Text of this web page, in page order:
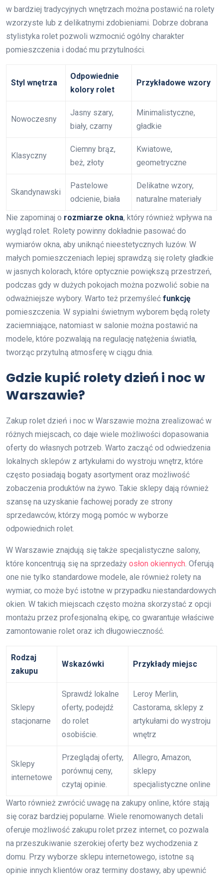
w bardziej tradycyjnych wnętrzach można postawić na rolety
wzorzyste lub z delikatnymi zdobieniami. Dobrze dobrana
stylistyka rolet pozwoli wzmocnić ogólny charakter
pomieszczenia i dodać mu przytulności.
Styl wnętrza
Odpowiednie
kolory rolet
Przykładowe wzory
Nowoczesny
Jasny szary,
biały, czarny
Minimalistyczne,
gładkie
Klasyczny
Ciemny brąz,
beż, złoty
Kwiatowe,
geometryczne
Skandynawski
Pastelowe
odcienie, biała
Delikatne wzory,
naturalne materiały
Nie zapominaj o rozmiarze okna, który również wpływa na
wygląd rolet. Rolety powinny dokładnie pasować do
wymiarów okna, aby uniknąć nieestetycznych luzów. W
małych pomieszczeniach lepiej sprawdzą się rolety gładkie
w jasnych kolorach, które optycznie powiększą przestrzeń,
podczas gdy w dużych pokojach można pozwolić sobie na
odważniejsze wybory. Warto też przemyśleć funkcję
pomieszczenia. W sypialni świetnym wyborem będą rolety
zaciemniające, natomiast w salonie można postawić na
modele, które pozwalają na regulację natężenia światła,
tworząc przytulną atmosferę w ciągu dnia.
Gdzie kupić rolety dzień i noc w
Warszawie?
Zakup rolet dzień i noc w Warszawie można zrealizować w
różnych miejscach, co daje wiele możliwości dopasowania
oferty do własnych potrzeb. Warto zacząć od odwiedzenia
lokalnych sklepów z artykułami do wystroju wnętrz, które
często posiadają bogaty asortyment oraz możliwość
zobaczenia produktów na żywo. Takie sklepy dają również
szansę na uzyskanie fachowej porady ze strony
sprzedawców, którzy mogą pomóc w wyborze
odpowiednich rolet.
W Warszawie znajdują się także specjalistyczne salony,
które koncentrują się na sprzedaży osłon okiennych. Oferują
one nie tylko standardowe modele, ale również rolety na
wymiar, co może być istotne w przypadku niestandardowych
okien. W takich miejscach często można skorzystać z opcji
montażu przez profesjonalną ekipę, co gwarantuje właściwe
zamontowanie rolet oraz ich długowieczność.
Rodzaj
zakupu
Wskazówki Przykłady miejsc
Sklepy
stacjonarne
Sprawdź lokalne
oferty, podejdź
do rolet
osobiście.
Leroy Merlin,
Castorama, sklepy z
artykułami do wystroju
wnętrz
Sklepy
internetowe
Przeglądaj oferty,
porównuj ceny,
czytaj opinie.
Allegro, Amazon,
sklepy
specjalistyczne online
Warto również zwrócić uwagę na zakupy online, które stają
się coraz bardziej popularne. Wiele renomowanych detali
oferuje możliwość zakupu rolet przez internet, co pozwala
na przeszukiwanie szerokiej oferty bez wychodzenia z
domu. Przy wyborze sklepu internetowego, istotne są
opinie innych klientów oraz terminy dostawy, aby upewnić